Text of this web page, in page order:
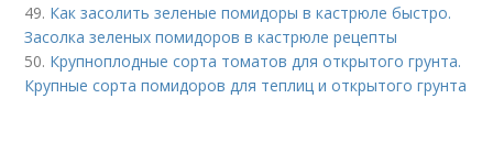
49. Как засолить зеленые помидоры в кастрюле быстро.
Засолка зеленых помидоров в кастрюле рецепты
50. Крупноплодные сорта томатов для открытого грунта.
Крупные сорта помидоров для теплиц и открытого грунта